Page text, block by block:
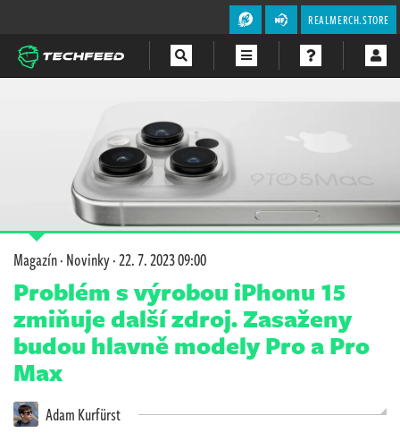
REALMERCH.STORE
Magazín·Novinky·22. 7. 2023 09:00
Problém s výrobou iPhonu 15
zmiňuje další zdroj. Zasaženy
budou hlavně modely Pro a Pro
Max
Adam Kurfürst